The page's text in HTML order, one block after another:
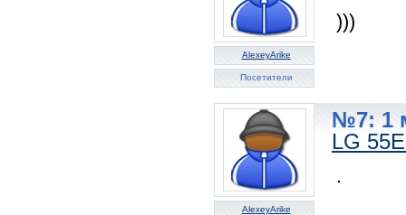
AlexeyArike
Посетители
)))
AlexeyArike
№7: 1
LG
.